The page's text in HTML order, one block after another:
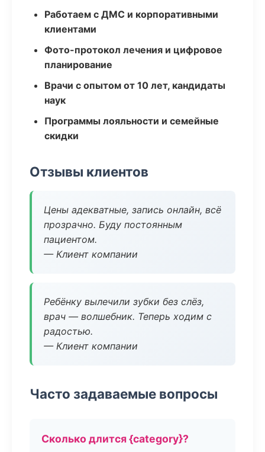
Работаем с ДМС и корпоративными
клиентами
Фото-протокол лечения и цифровое
планирование
Врачи с опытом от 10 лет, кандидаты
наук
Программы лояльности и семейные
скидки
Отзывы клиентов
Цены адекватные, запись онлайн, всё
прозрачно. Буду постоянным
пациентом.
— Клиент компании
Ребёнку вылечили зубки без слёз,
врач — волшебник. Теперь ходим с
радостью.
— Клиент компании
Часто задаваемые вопросы
Сколько длится {category}?